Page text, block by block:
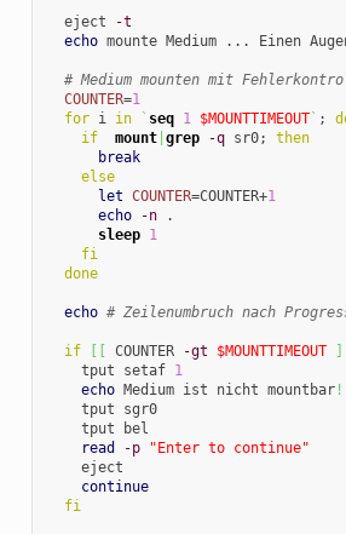
  eject
-t
echo mounte Medium ... Einen
# Medium mounten mit
COUNTER=1
for i in ` seq 1 $MOUNTTIMEOUT` ;
if
mount| grep -q sr0; then
break
else
let COUNTER=COUNTER+1
echo
-n .
sleep
1
fi
done
echo # Zeilenumbruch nach
if COUNTER -gt $MOUNTTIMEOUT
    tput setaf
1
echo Medium ist nicht mountbar!
    tput sgr0
    tput bel
read
-p
"Enter to continue"
    eject
continue
fi